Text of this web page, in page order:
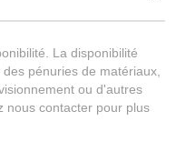
La disponibilité
pénuries de matériaux,
ou d'autres
nous contacter pour plus